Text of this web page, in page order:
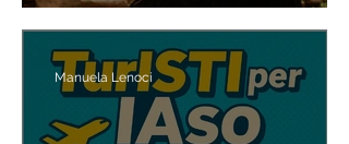
culturale di 3 giorni tra
Etna, Taormina e siti
UNESCO
Manuela Lenoci